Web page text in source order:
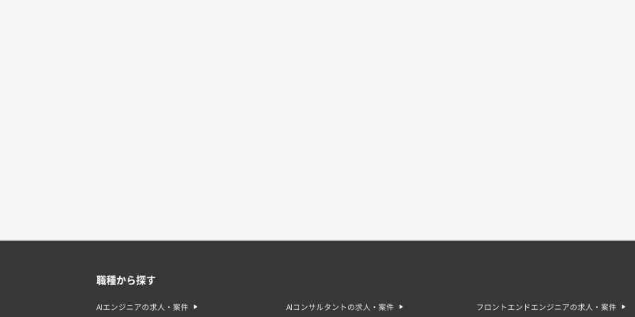
職種から探す
AIエンジニアの求人・案件 AIコンサルタントの求人・案件 フロントエンドエンジニアの求人・案件